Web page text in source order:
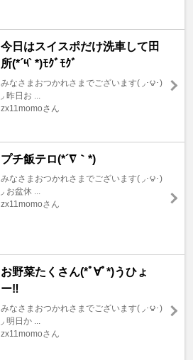
今日はスイスポだけ洗車して田
所(*´༥` *)ﾓｸﾞﾓｸﾞ
みなさまおつかれさまでございます( ◞･౪･)
◞ 昨日お ...
zx11momoさん
プチ飯テロ(*´∇｀*)
みなさまおつかれさまでございます( ◞･౪･)
◞ お盆休 ...
zx11momoさん
お野菜たくさん(*ﾟ∀ﾟ*)うひょ
ー‼︎
みなさまおつかれさまでございます( ◞･౪･)
◞ 明日か ...
zx11momoさん